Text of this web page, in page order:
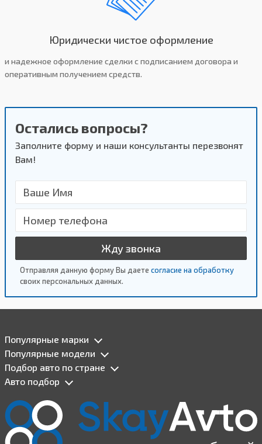
Юридически чистое оформление
и надежное оформление сделки с подписанием договора и
оперативным получением средств.
Остались вопросы?
Заполните форму и наши консультанты перезвонят
Вам!
Жду звонка
Отправляя данную форму Вы даете согласие на обработку
своих персональных данных.
Популярные марки
Популярные модели
Подбор авто по стране
Авто подбор